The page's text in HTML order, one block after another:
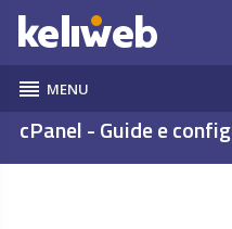
reorder MENU
cPanel - Guide e